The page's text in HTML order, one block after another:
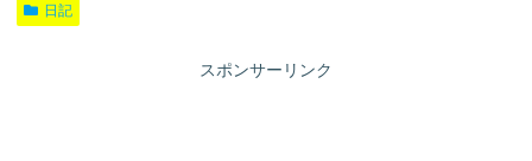
日記
スポンサーリンク